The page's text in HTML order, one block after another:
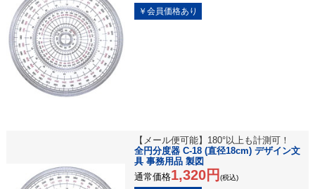
【メール便可能】180°以上も計測可！
全円分度器 C-18 (直径18cm) デザイン文
具 事務用品 製図
通常価格1,320円 (税込)